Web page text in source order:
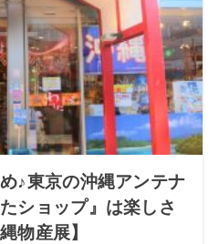
♪東京の沖縄アンテナ
ショップ』は楽しさ
物産展】